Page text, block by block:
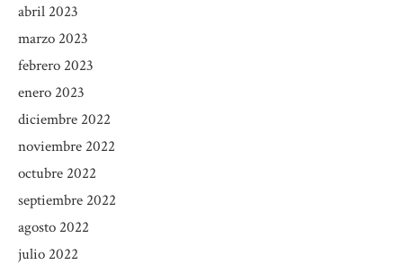
abril 2023
marzo 2023
febrero 2023
enero 2023
diciembre 2022
noviembre 2022
octubre 2022
septiembre 2022
agosto 2022
julio 2022